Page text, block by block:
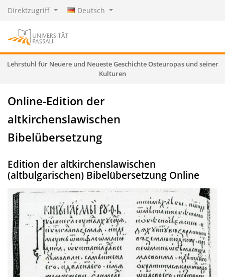
Direktzugriff Deutsch
Lehrstuhl für Neuere und Neueste Geschichte Osteuropas und seiner
Kulturen
Online-Edition der
altkirchenslawischen
Bibelübersetzung
Edition der altkirchenslawischen
(altbulgarischen) Bibelübersetzung Online